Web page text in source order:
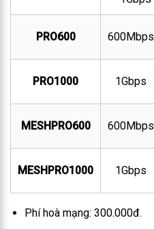
PRO600 600Mbps
PRO1000 1Gbps
MESHPRO600 600Mbps
MESHPRO1000 1Gbps
Phí hoà mạng: 300.000đ.